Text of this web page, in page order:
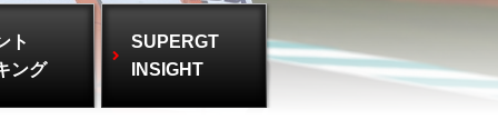
ト
ング
SUPERGT
INSIGHT